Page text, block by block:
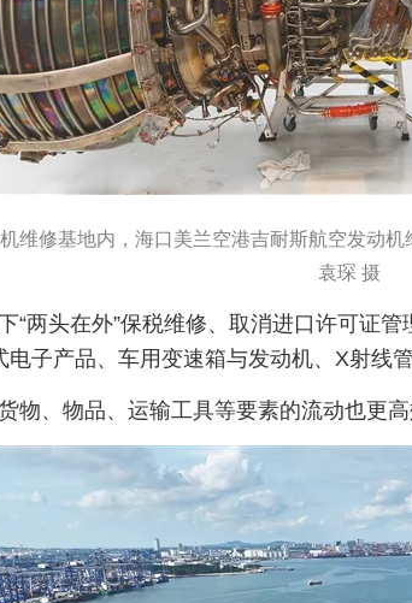
维修基地内，海口美兰空港吉耐斯航空发动
袁琛 摄
“两头在外”保税维修、取消进口许可证
子产品、车用变速箱与发动机、X射线
物、物品、运输工具等要素的流动也更高